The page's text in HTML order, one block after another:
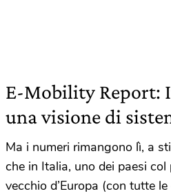
E-Mobility Report:
una visione di
Ma i numeri rimangono lì, a
che in Italia, uno dei paesi
vecchio d’Europa (con tutte